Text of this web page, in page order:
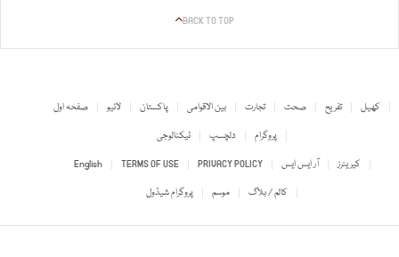
BACK TO TOP
صفحہ اول لائیو پاکستان بین الاقوامی تجارت صحت تفریح
کھیل
ٹیکنالوجی
دلچسپ
پروگرام
English
TERMS OF USE PRIVACY POLICY آر ایس ایس
کیریئرز
پروگرام شیڈول
موسم کالم / بلاگ